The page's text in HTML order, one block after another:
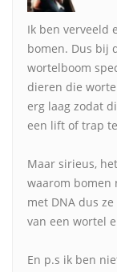
Ik ben verveeld
bomen. Dus bij
wortelboom
dieren die
erg laag zodat
een lift of trap
Maar sirieus,
waarom bomen
met DNA dus
van een wortel
En p.s ik ben